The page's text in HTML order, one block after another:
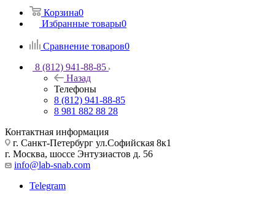
Корзина0
Избранные товары0
Сравнение товаров0
8 (812) 941-88-85
Назад
Телефоны
8 (812) 941-88-85
8 981 882 88 28
Контактная информация
г. Санкт-Петербург ул.Софийская 8к1
г. Москва, шоссе Энтузиастов д. 56
info@lab-snab.com
Telegram